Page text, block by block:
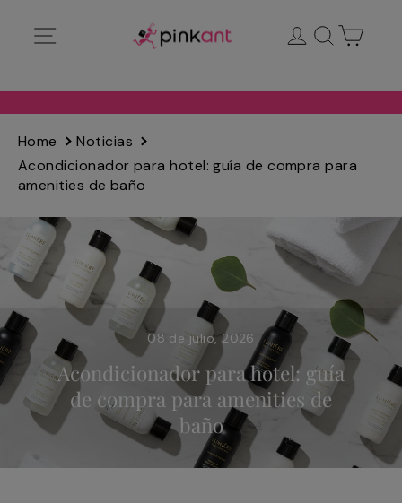
directamente
Ingresar
Buscar
Home
Noticias
Acondicionador para hotel: guía de compra para
amenities de baño
08 de julio, 2026
Acondicionador para hotel: guía
de compra para amenities de
baño